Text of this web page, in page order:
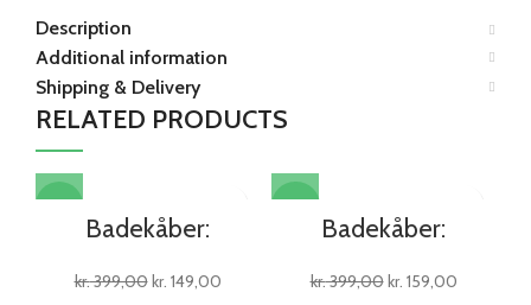
Description
Additional information
Shipping & Delivery
RELATED PRODUCTS
-63%
Badekåber:
kr.399,00kr. 149,00
-60%
Badekåber:
kr.399,00kr. 159,00